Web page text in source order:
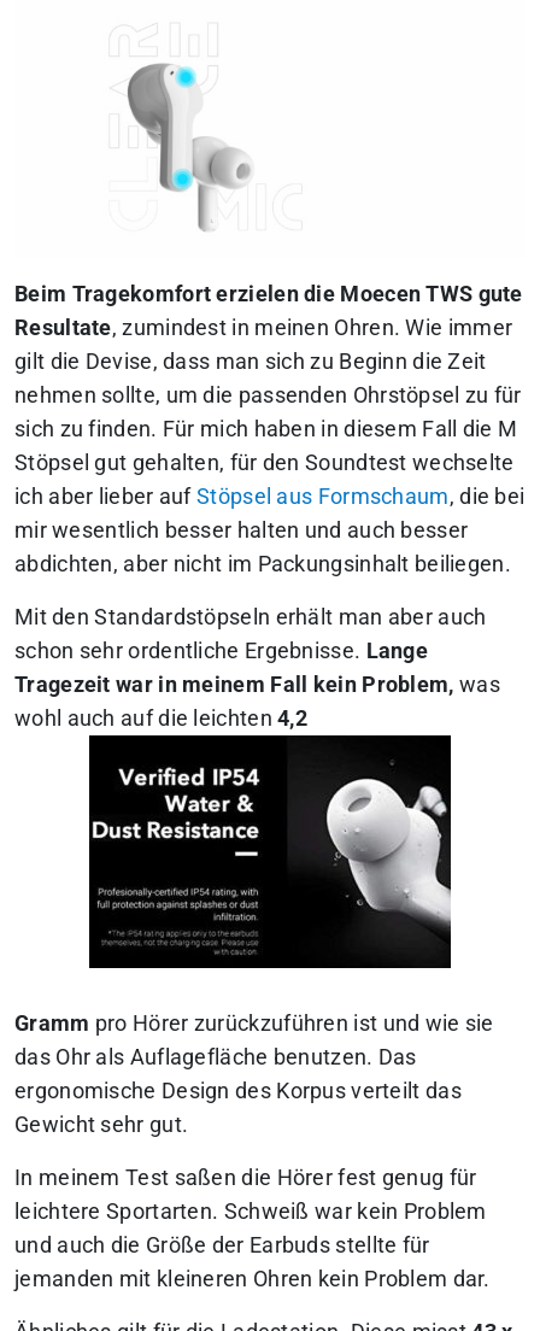
Beim Tragekomfort erzielen die Moecen TWS gute
Resultate, zumindest in meinen Ohren.Wie immer
gilt die Devise, dass man sich zu Beginn die Zeit
nehmen sollte, um die passenden Ohrstöpsel zu für
sich zu finden. Für mich haben in diesem Fall die M
Stöpsel gut gehalten, für den Soundtest wechselte
ich aber lieber aufStöpsel aus Formschaum, die bei
mir wesentlich besser halten und auch besser
abdichten, aber nicht im Packungsinhalt beiliegen.
Mit den Standardstöpseln erhält man aber auch
schon sehr ordentliche Ergebnisse. Lange
Tragezeit war in meinem Fall kein Problem, was
wohl auch auf die leichten 4,2
Gramm pro Hörer zurückzuführen ist und wie sie
das Ohr als Auflagefläche benutzen. Das
ergonomische Design des Korpus verteilt das
Gewicht sehr gut.
In meinem Test saßen die Hörer fest genug für
leichtere Sportarten. Schweiß war kein Problem
und auch die Größe der Earbuds stellte für
jemanden mit kleineren Ohren kein Problem dar.